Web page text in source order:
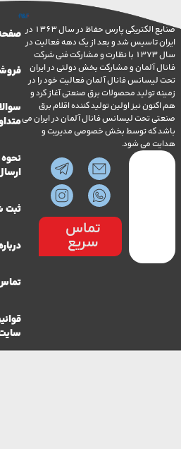
صنایع الکتریکی پارس حفاظ در سال 1363 در
شد و بعد از یک دهه فعالیت در
سال 1373 با نظارت و مشارکت فنی شرکت
و مشارکت بخش دولتی در ایران
فانال آلمان فعالیت خود را در
محصولات برق صنعتی آغاز کرد و
نیز اولین تولید کننده اقلام برق
لیسانس فانال آلمان در ایران می
توسط بخش خصوصی مدیریت و
می شود.
تماس
سریع
صفحه اصلی
فروشگاه
سوالات
متداول
نحوه خرید و
ثبت شکایت
درباره ما
تماس با ما
قوانین